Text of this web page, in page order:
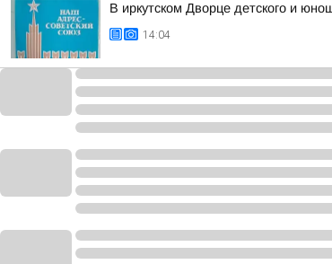
В иркутском Дворце детского и
14:04